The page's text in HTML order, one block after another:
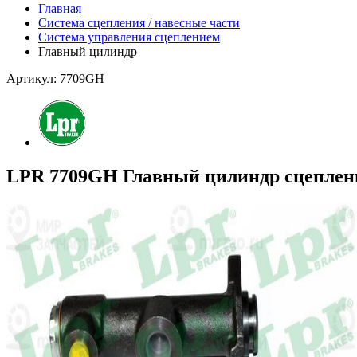
Главная
Система сцепления / навесные части
Система управления сцеплением
Главный цилиндр
Артикул: 7709GH
LPR 7709GH Главный цилиндр